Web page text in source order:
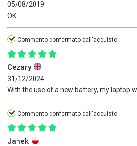
05/08/2019
OK
Commento confermato dall'acquisto
Cezary
31/12/2024
With the use of a new battery, my laptop
Commento confermato dall'acquisto
Janek